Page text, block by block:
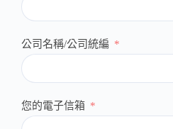
公司名稱/公司統編
您的電子信箱